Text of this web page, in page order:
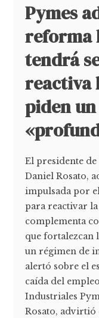
Pymes
reforma
tendrá
reactiva
piden
El presidente
Daniel Rosato,
impulsada por
para reactivar
complementa
que fortalezcan
un régimen de
alertó sobre el
caída del
Industriales
Rosato,